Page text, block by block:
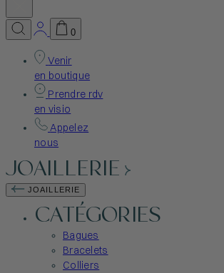
0
Venir
en boutique
Prendre rdv
en visio
Appelez
nous
JOAILLERIE
JOAILLERIE
CATÉGORIES
Bagues
Bracelets
Colliers